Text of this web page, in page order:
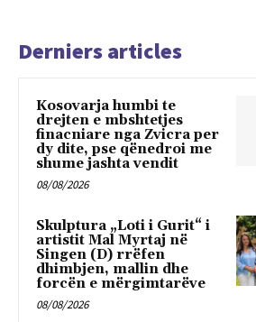
Derniers articles
Kosovarja humbi te
drejten e mbshtetjes
finacniare nga Zvicra per
dy dite, pse qënedroi me
shume jashta vendit
08/08/2026
Skulptura „Loti i Gurit“ i
artistit Mal Myrtaj në
Singen (D) rrëfen
dhimbjen, mallin dhe
forcën e mërgimtarëve
08/08/2026